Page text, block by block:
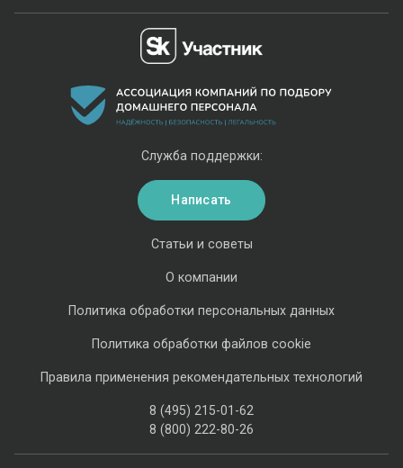
Статьи и советы
О компании
Политика обработки персональных данных
Политика обработки файлов cookie
Правила применения рекомендательных технологий
8 (495) 215-01-62
8 (800) 222-80-26
Служба поддержки:
Написать